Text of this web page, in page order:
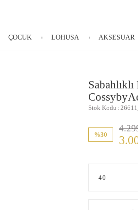
ÇOCUK LOHUSA AKSESUAR
Stok Kodu
%30